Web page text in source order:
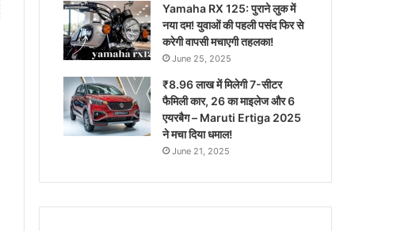
Yamaha RX 125: पुराने लुक में
नया दम! युवाओं की पहली पसंद फिर से
करेगी वापसी मचाएगी तहलका!
June 25, 2025
₹8.96 लाख में मिलेगी 7-सीटर
फैमिली कार, 26 का माइलेज और 6
एयरबैग – Maruti Ertiga 2025
ने मचा दिया धमाल!
June 21, 2025